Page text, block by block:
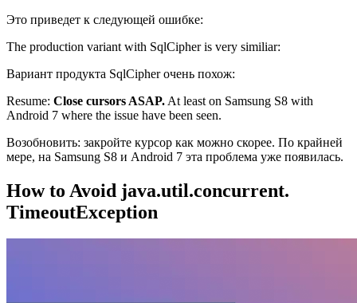
Это приведет к следующей ошибке:
The production variant with SqlCipher is very similiar:
Вариант продукта SqlCipher очень похож:
Resume: Close cursors ASAP. At least on Samsung S8 with
Android 7 where the issue have been seen.
Возобновить: закройте курсор как можно скорее. По крайней
мере, на Samsung S8 и Android 7 эта проблема уже появилась.
How to Avoid java.util.concurrent.
TimeoutException